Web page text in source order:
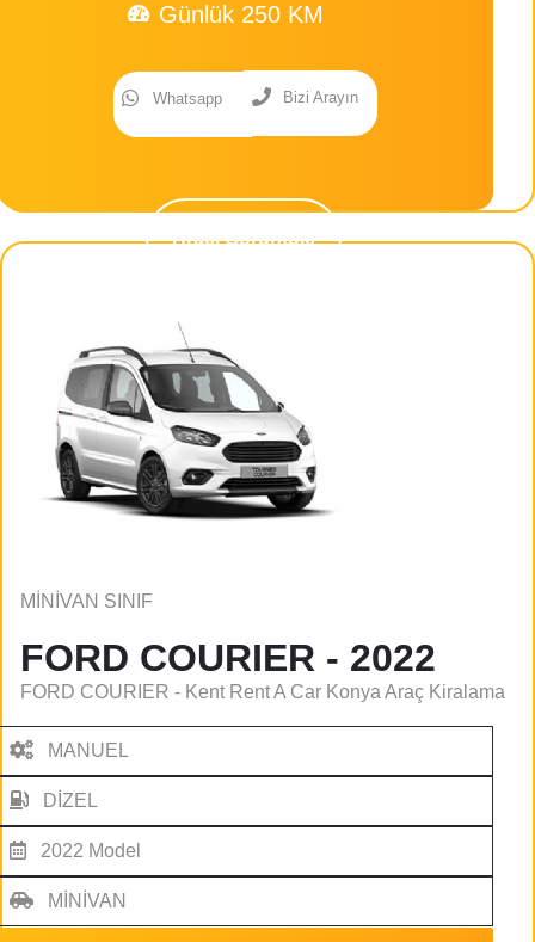
Günlük 250 KM
Whatsapp Bizi Arayın
Aracı Görüntüle
MİNİVAN SINIF
FORD COURIER - 2022
FORD COURIER - Kent Rent A Car Konya Araç Kiralama
MANUEL
DİZEL
2022 Model
MİNİVAN